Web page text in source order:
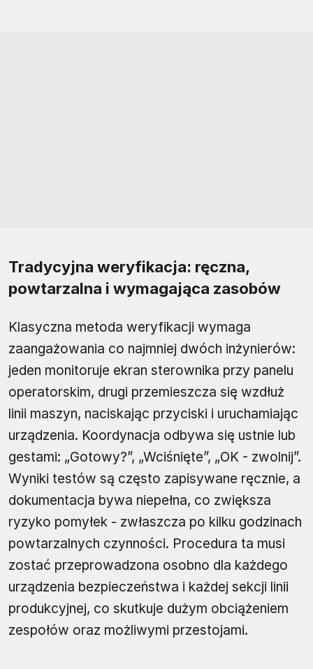
Tradycyjna weryfikacja: ręczna,
powtarzalna i wymagająca zasobów
Klasyczna metoda weryfikacji wymaga
zaangażowania co najmniej dwóch inżynierów:
jeden monitoruje ekran sterownika przy panelu
operatorskim, drugi przemieszcza się wzdłuż
linii maszyn, naciskając przyciski i uruchamiając
urządzenia. Koordynacja odbywa się ustnie lub
gestami: „Gotowy?”, „Wciśnięte”, „OK - zwolnij”.
Wyniki testów są często zapisywane ręcznie, a
dokumentacja bywa niepełna, co zwiększa
ryzyko pomyłek - zwłaszcza po kilku godzinach
powtarzalnych czynności. Procedura ta musi
zostać przeprowadzona osobno dla każdego
urządzenia bezpieczeństwa i każdej sekcji linii
produkcyjnej, co skutkuje dużym obciążeniem
zespołów oraz możliwymi przestojami.